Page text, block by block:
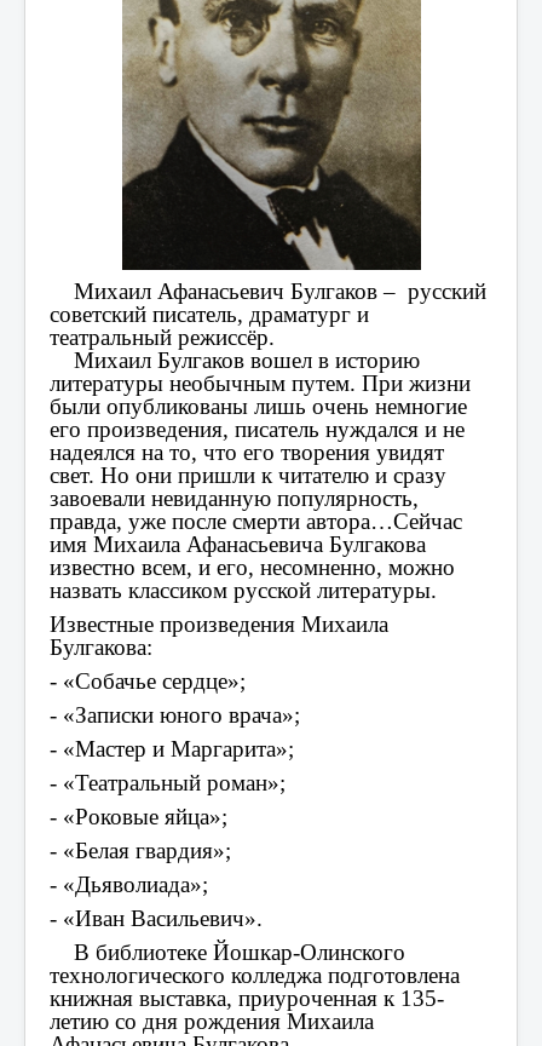
Михаил Афанасьевич Булгаков – русский
советский писатель, драматург и
театральный режиссёр.
Михаил Булгаков вошел в историю
литературы необычным путем. При жизни
были опубликованы лишь очень немногие
его произведения, писатель нуждался и не
надеялся на то, что его творения увидят
свет. Но они пришли к читателю и сразу
завоевали невиданную популярность,
правда, уже после смерти автора…Сейчас
имя Михаила Афанасьевича Булгакова
известно всем, и его, несомненно, можно
назвать классиком русской литературы.
Известные произведения Михаила
Булгакова:
- «Собачье сердце»;
- «Записки юного врача»;
- «Мастер и Маргарита»;
- «Театральный роман»;
- «Роковые яйца»;
- «Белая гвардия»;
- «Дьяволиада»;
- «Иван Васильевич».
В библиотеке Йошкар-Олинского
технологического колледжа подготовлена
книжная выставка, приуроченная к 135-
летию со дня рождения Михаила